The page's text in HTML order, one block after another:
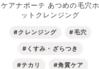
ケアナボーテ あつめの毛穴ホ
ットクレンジング
#クレンジング #毛穴
#くすみ・ざらつき
#テカリ #角質ケア